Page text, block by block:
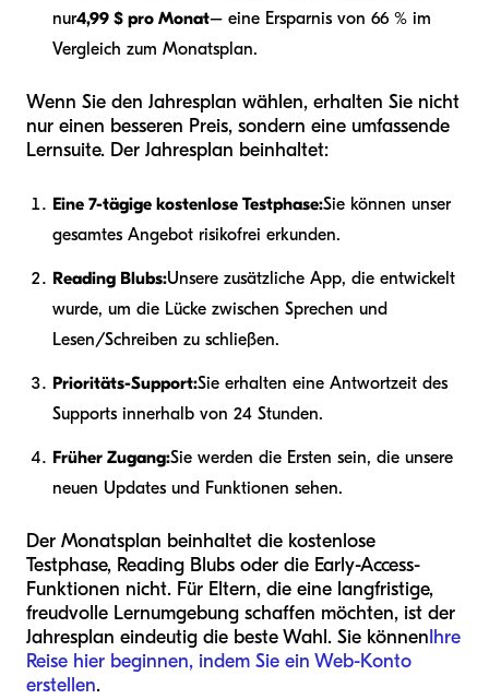
nur4,99 $ pro Monat– eine Ersparnis von 66 % im
Vergleich zum Monatsplan.
Wenn Sie den Jahresplan wählen, erhalten Sie nicht
nur einen besseren Preis, sondern eine umfassende
Lernsuite. Der Jahresplan beinhaltet:
Eine 7-tägige kostenlose Testphase:Sie können unser
gesamtes Angebot risikofrei erkunden.
Reading Blubs:Unsere zusätzliche App, die entwickelt
wurde, um die Lücke zwischen Sprechen und
Lesen/Schreiben zu schließen.
Prioritäts-Support:Sie erhalten eine Antwortzeit des
Supports innerhalb von 24 Stunden.
Früher Zugang:Sie werden die Ersten sein, die unsere
neuen Updates und Funktionen sehen.
Der Monatsplan beinhaltet die kostenlose
Testphase, Reading Blubs oder die Early-Access-
Funktionen nicht. Für Eltern, die eine langfristige,
freudvolle Lernumgebung schaffen möchten, ist der
Jahresplan eindeutig die beste Wahl. Sie könnenIhre
Reise hier beginnen, indem Sie ein Web-Konto
erstellen.